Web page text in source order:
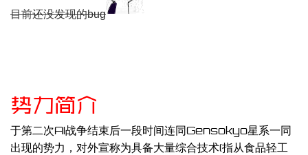
目前还没发现的bug
势力简介
于第二次AI战争结束后一段时间连同Gensokyo星系一同
出现的势力，对外宣称为具备大量综合技术(指从食品轻工